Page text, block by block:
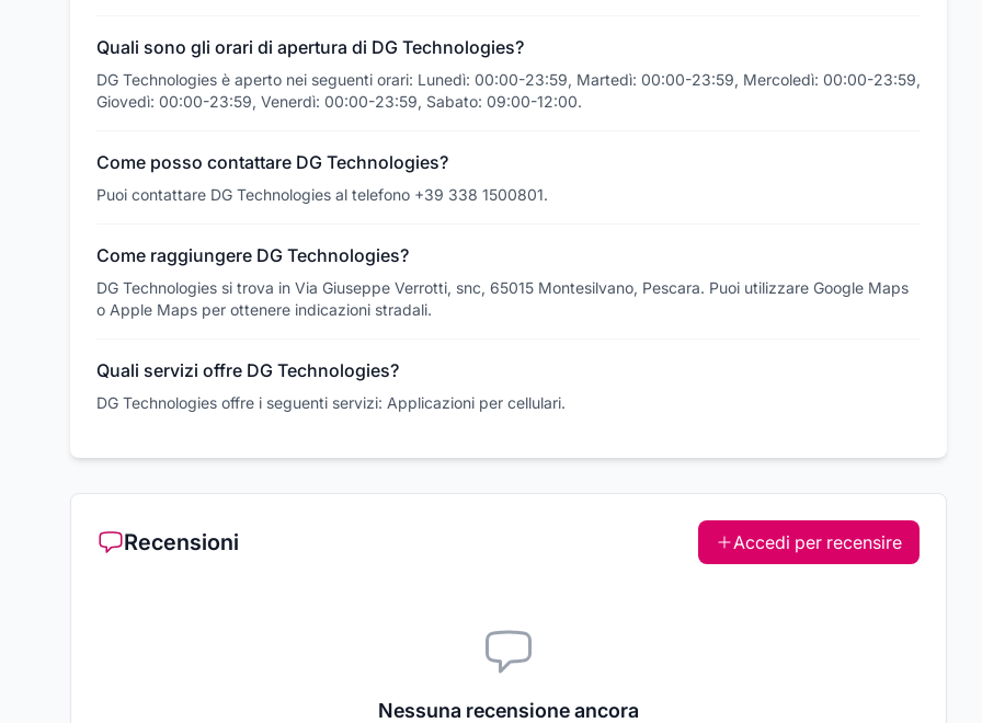
Quali sono gli orari di apertura di DG Technologies?
DG Technologies è aperto nei seguenti orari: Lunedì: 00:00-23:59, Martedì: 00:00-23:59, Mercoledì: 00:00-23:59,
Giovedì: 00:00-23:59, Venerdì: 00:00-23:59, Sabato: 09:00-12:00.
Come posso contattare DG Technologies?
Puoi contattare DG Technologies al telefono +39 338 1500801.
Come raggiungere DG Technologies?
DG Technologies si trova in Via Giuseppe Verrotti, snc, 65015 Montesilvano, Pescara. Puoi utilizzare Google Maps
o Apple Maps per ottenere indicazioni stradali.
Quali servizi offre DG Technologies?
DG Technologies offre i seguenti servizi: Applicazioni per cellulari.
Recensioni Accedi per recensire
Nessuna recensione ancora